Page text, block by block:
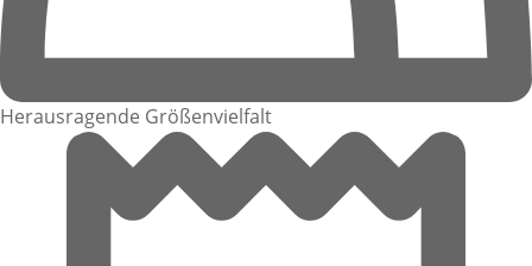
Herausragende Größenvielfalt